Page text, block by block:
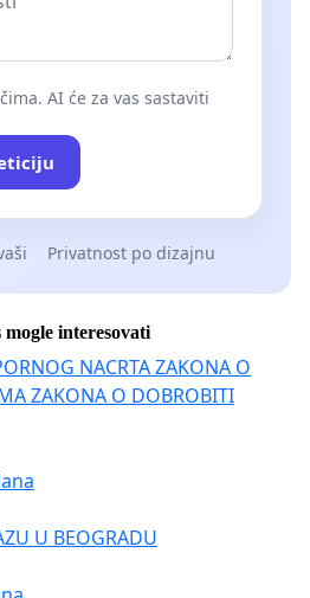
AI će za vas sastaviti
Privatnost po dizajnu
interesovati
NACRTA ZAKONA O
ZAKONA O DOBROBITI
U BEOGRADU